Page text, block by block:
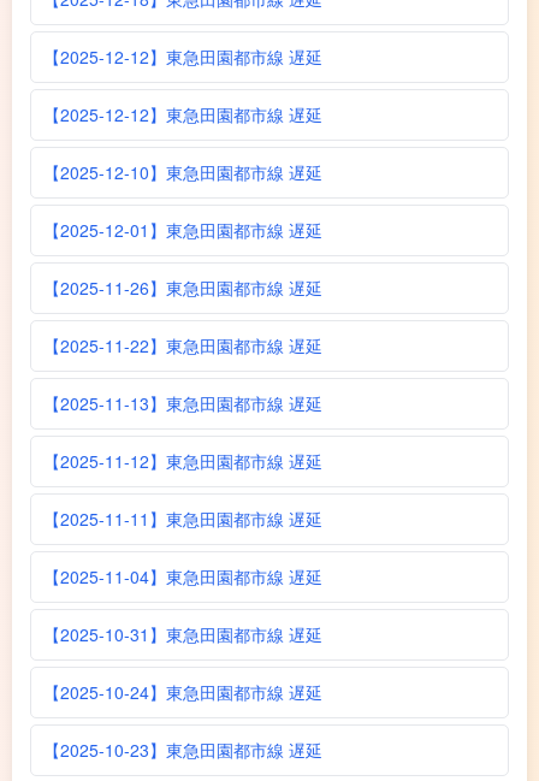
【2025-12-12】東急田園都市線 遅延
【2025-12-12】東急田園都市線 遅延
【2025-12-10】東急田園都市線 遅延
【2025-12-01】東急田園都市線 遅延
【2025-11-26】東急田園都市線 遅延
【2025-11-22】東急田園都市線 遅延
【2025-11-13】東急田園都市線 遅延
【2025-11-12】東急田園都市線 遅延
【2025-11-11】東急田園都市線 遅延
【2025-11-04】東急田園都市線 遅延
【2025-10-31】東急田園都市線 遅延
【2025-10-24】東急田園都市線 遅延
【2025-10-23】東急田園都市線 遅延